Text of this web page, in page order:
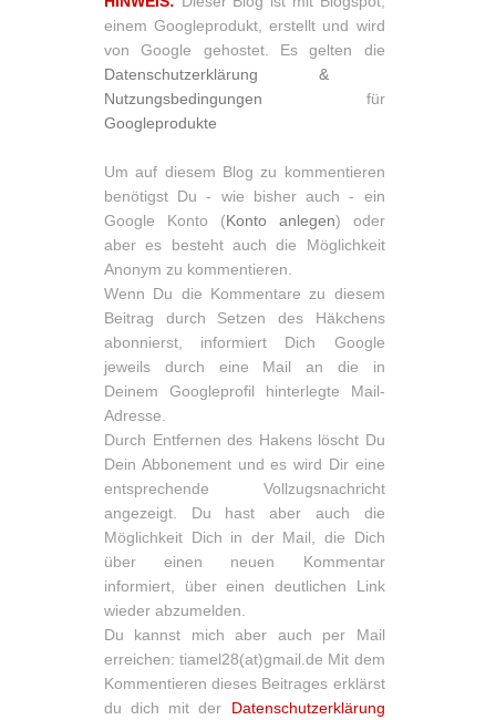
einem Googleprodukt, erstellt und wird
von Google gehostet. Es gelten die
Datenschutzerklärung &
Nutzungsbedingungen
für
Googleprodukte
Um auf diesem Blog zu kommentieren
benötigst Du - wie bisher auch - ein
Google Konto (Konto anlegen) oder
aber es besteht auch die Möglichkeit
Anonym zu kommentieren.
Wenn Du die Kommentare zu diesem
Beitrag durch Setzen des Häkchens
abonnierst, informiert Dich Google
jeweils durch eine Mail an die in
Deinem Googleprofil hinterlegte Mail-
Adresse.
Durch Entfernen des Hakens löscht Du
Dein Abbonement und es wird Dir eine
entsprechende Vollzugsnachricht
angezeigt. Du hast aber auch die
Möglichkeit Dich in der Mail, die Dich
über einen neuen Kommentar
informiert, über einen deutlichen Link
wieder abzumelden.
Du kannst mich aber auch per Mail
erreichen: tiamel28(at)gmail.de Mit dem
Kommentieren dieses Beitrages erklärst
du dich mit der Datenschutzerklärung